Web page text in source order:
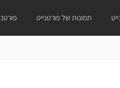
תמונות של פורטנייט